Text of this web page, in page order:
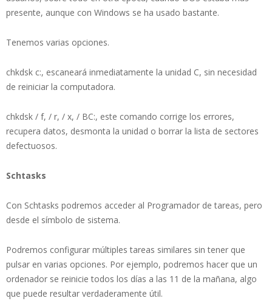
presente, aunque con Windows se ha usado bastante.
Tenemos varias opciones.
chkdsk c:, escaneará inmediatamente la unidad C, sin necesidad
de reiniciar la computadora.
chkdsk / f, / r, / x, / BC:, este comando corrige los errores,
recupera datos, desmonta la unidad o borrar la lista de sectores
defectuosos.
Schtasks
Con Schtasks podremos acceder al Programador de tareas, pero
desde el símbolo de sistema.
Podremos configurar múltiples tareas similares sin tener que
pulsar en varias opciones. Por ejemplo, podremos hacer que un
ordenador se reinicie todos los días a las 11 de la mañana, algo
que puede resultar verdaderamente útil.